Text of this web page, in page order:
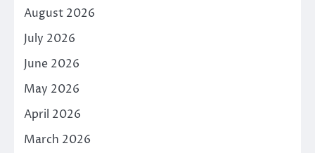
August 2026
July 2026
June 2026
May 2026
April 2026
March 2026